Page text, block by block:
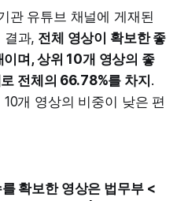
관 유튜브 채널에 게재된
결과, 전체 영상이 확보한 좋
며, 상위 10개 영상의 좋
전체의 66.78%를 차지 .
개 영상의 비중이 낮은 편
확보한 영상은 법무부 <